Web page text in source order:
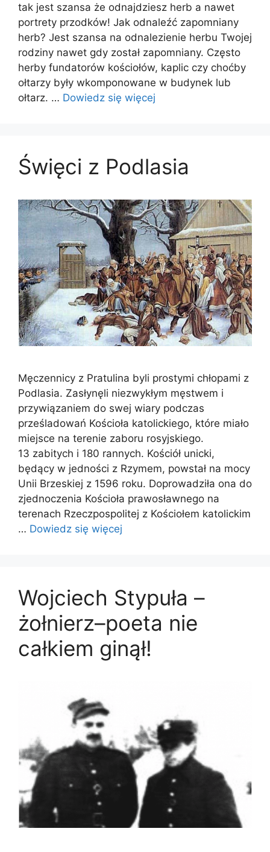
tak jest szansa że odnajdziesz herb a nawet
portrety przodków! Jak odnaleźć zapomniany
herb? Jest szansa na odnalezienie herbu Twojej
rodziny nawet gdy został zapomniany. Często
herby fundatorów kościołów, kaplic czy choćby
ołtarzy były wkomponowane w budynek lub
ołtarz. … Dowiedz się więcej
Święci z Podlasia
Męczennicy z Pratulina byli prostymi chłopami z
Podlasia. Zasłynęli niezwykłym męstwem i
przywiązaniem do swej wiary podczas
prześladowań Kościoła katolickiego, które miało
miejsce na terenie zaboru rosyjskiego.
13 zabitych i 180 rannych. Kościół unicki,
będący w jedności z Rzymem, powstał na mocy
Unii Brzeskiej z 1596 roku. Doprowadziła ona do
zjednoczenia Kościoła prawosławnego na
terenach Rzeczpospolitej z Kościołem katolickim
… Dowiedz się więcej
Wojciech Stypuła –
żołnierz–poeta nie
całkiem ginął!